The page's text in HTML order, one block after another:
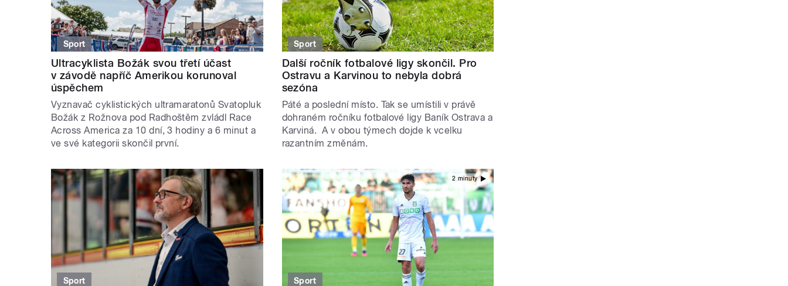
Sport
Ultracyklista Božák svou třetí účast
v závodě napříč Amerikou korunoval
úspěchem
Vyznavač cyklistických ultramaratonů Svatopluk
Božák z Rožnova pod Radhoštěm zvládl Race
Across America za 10 dní, 3 hodiny a 6 minut a
ve své kategorii skončil první.
Sport
Další ročník fotbalové ligy skončil. Pro
Ostravu a Karvinou to nebyla dobrá
sezóna
Páté a poslední místo. Tak se umístili v právě
dohraném ročníku fotbalové ligy Baník Ostrava a
Karviná. A v obou týmech dojde k vcelku
razantním změnám.
Sport
2 minuty
Sport